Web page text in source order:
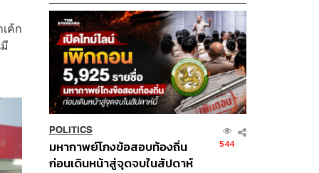
ค้ก
POLITICS
มหากาพย์โกงข้อสอบท้องถิ่น
ก่อนเดินหน้าสู่จุดจบในสัปดาห์
544